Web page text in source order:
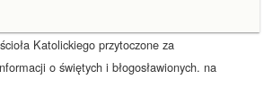
Katolickiego przytoczone za
o świętych i błogosławionych. na